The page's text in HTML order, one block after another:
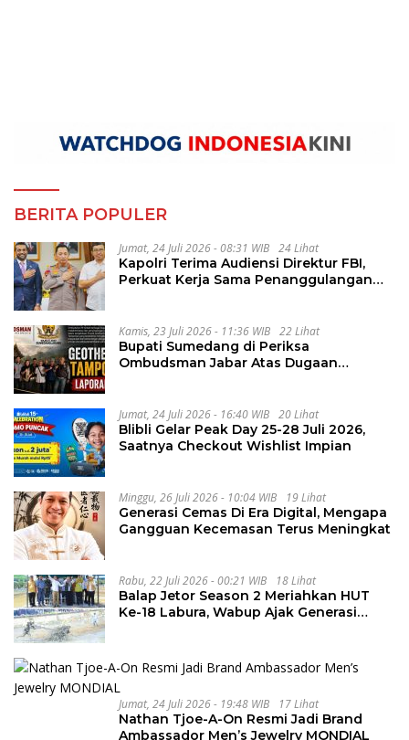
BERITA POPULER
Jumat, 24 Juli 2026 - 08:31 WIB 24 Lihat
Kapolri Terima Audiensi Direktur FBI,
Perkuat Kerja Sama Penanggulangan
Kamis, 23 Juli 2026 - 11:36 WIB 22 Lihat
Bupati Sumedang di Periksa
Ombudsman Jabar Atas Dugaan
Jumat, 24 Juli 2026 - 16:40 WIB 20 Lihat
Blibli Gelar Peak Day 25-28 Juli 2026,
Saatnya Checkout Wishlist Impian
Minggu, 26 Juli 2026 - 10:04 WIB 19 Lihat
Generasi Cemas Di Era Digital, Mengapa
Gangguan Kecemasan Terus Meningkat
Rabu, 22 Juli 2026 - 00:21 WIB 18 Lihat
Balap Jetor Season 2 Meriahkan HUT
Ke-18 Labura, Wabup Ajak Generasi
Jumat, 24 Juli 2026 - 19:48 WIB 17 Lihat
Nathan Tjoe-A-On Resmi Jadi Brand
Ambassador Men’s Jewelry MONDIAL